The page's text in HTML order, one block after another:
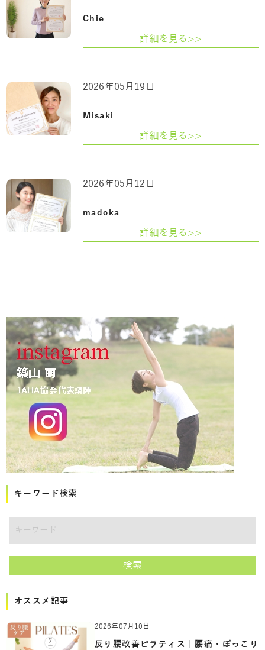
Chie
詳細を見る>>
Misaki
2026年05月19日
詳細を見る>>
madoka
2026年05月12日
詳細を見る>>
キーワード検索
検索
オススメ記事
2026年07月10日
反り腰改善ピラティス｜腰痛・ぽっこり